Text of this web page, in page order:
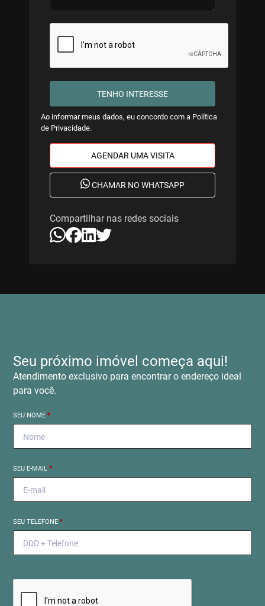
TENHO INTERESSE
Ao informar meus dados, eu concordo com a Política
de Privacidade.
AGENDAR UMA VISITA
CHAMAR NO WHATSAPP
Compartilhar nas redes sociais
Seu próximo imóvel começa aqui!
Atendimento exclusivo para encontrar o endereço ideal
para você.
SEU NOME*
SEU E-MAIL*
SEU TELEFONE*